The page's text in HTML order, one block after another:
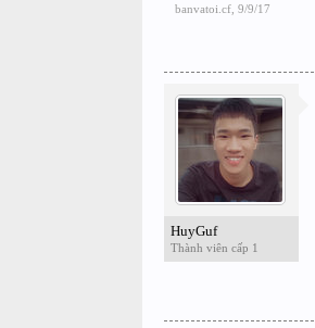
banvatoi.cf, 9/9/17
HuyGuf
Thành viên cấp 1